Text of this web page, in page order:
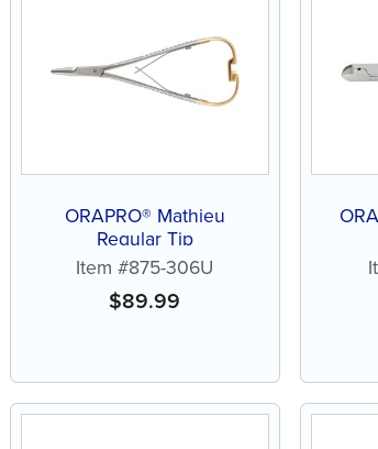
ORAPRO® Mathieu
Regular Tip
Item #875-306U
$89.99